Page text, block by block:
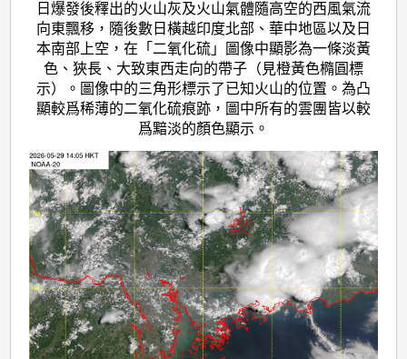
日爆發後釋出的火山灰及火山氣體隨高空的西風氣流
向東飄移，隨後數日橫越印度北部、華中地區以及日
本南部上空，在「二氧化硫」圖像中顯影為一條淡黃
色、狹長、大致東西走向的帶子（見橙黃色橢圓標
示）。圖像中的三角形標示了已知火山的位置。為凸
顯較爲稀薄的二氧化硫痕跡，圖中所有的雲團皆以較
爲黯淡的顏色顯示。